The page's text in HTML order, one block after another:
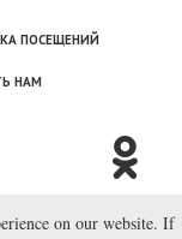
ПОСЕЩЕНИЙ
НАМ
on our website. If